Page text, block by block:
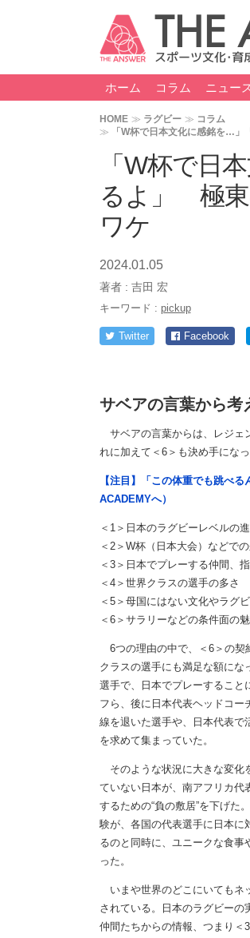
ホーム コラム ニュー
HOME ラグビー
コラム
「W杯で日本文化に感銘を…
「W杯で日
るよ」 極東
ワケ
2024.01.05
著者 : 吉田 宏
キーワード : pickup
Twitter Facebook
サベアの言葉から考
サベアの言葉からは、レジェ
れに加えて＜6＞も決め手になっ
【注目】「この体重でも跳べ
ACADEMYへ）
＜1＞日本のラグビーレベルの
＜2＞W杯（日本大会）などで
＜3＞日本でプレーする仲間、
＜4＞世界クラスの選手の多さ
＜5＞母国にはない文化やラグ
＜6＞サラリーなどの条件面の
6つの理由の中で、＜6＞の契
クラスの選手にも満足な額に
選手で、日本でプレーすること
フら、後に日本代表ヘッドコー
線を退いた選手や、日本代表で
を求めて集まっていた。
そのような状況に大きな変化
ていない日本が、南アフリカ代
するための“負の敷居”を下げた
験が、各国の代表選手に日本に
るのと同時に、ユニークな食
った。
いまや世界のどこにいてもネ
されている。日本のラグビー
仲間たちからの情報、つまり＜